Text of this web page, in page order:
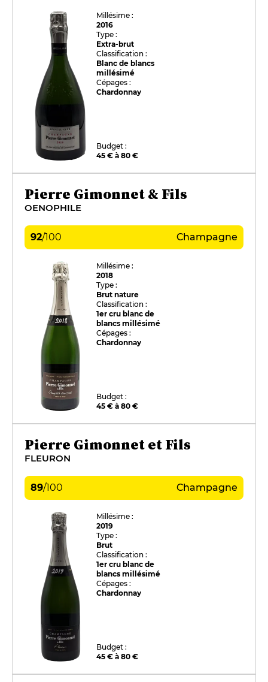
Millésime :
2016
Type :
Extra-brut
Classification :
Blanc de blancs
millésimé
Cépages :
Chardonnay
Budget :
45 € à 80 €
Pierre Gimonnet & Fils
OENOPHILE
92/100 Champagne
Millésime :
2018
Type :
Brut nature
Classification :
1er cru blanc de
blancs millésimé
Cépages :
Chardonnay
Budget :
45 € à 80 €
Pierre Gimonnet et Fils
FLEURON
89/100 Champagne
Millésime :
2019
Type :
Brut
Classification :
1er cru blanc de
blancs millésimé
Cépages :
Chardonnay
Budget :
45 € à 80 €